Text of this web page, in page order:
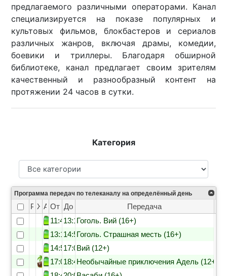
предлагаемого различными операторами. Канал
специализируется на показе популярных и
культовых фильмов, блокбастеров и сериалов
различных жанров, включая драмы, комедии,
боевики и триллеры. Благодаря обширной
библиотеке, канал предлагает своим зрителям
качественный и разнообразный контент на
протяжении 24 часов в сутки.
Категория
Программа передач по телеканалу на определённый день
Рейтинг
Жанр
Анонс
От До
Передача
11:4513:15Гоголь. Вий (16+)
13:1514:55Гоголь. Страшная месть (16+)
14:5517:00Вий (12+)
17:0018:40Необычайные приключения Адель (12+)